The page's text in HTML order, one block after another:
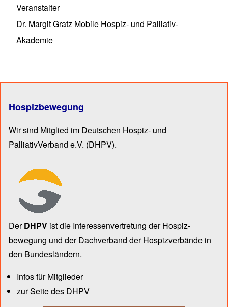
Veranstalter
Dr. Margit Gratz Mobile Hospiz- und Palliativ-
Akademie
Hospizbewegung
Wir sind Mitglied im Deutschen Hospiz- und
PalliativVerband e.V. (DHPV).
DerDHPV ist die Inter­essen­ver­tre­tung der Hospiz­
bewegung und der Dach­verband der Hospiz­verbände in
den Bun­des­län­dern.
Infos für Mitglieder
zur Seite des DHPV